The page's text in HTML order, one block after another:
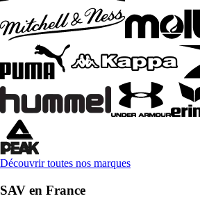
Découvrir toutes nos marques
SAV en France